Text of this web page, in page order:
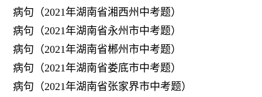
病句（2021年湖南省湘西州中考题）
病句（2021年湖南省永州市中考题）
病句（2021年湖南省郴州市中考题）
病句（2021年湖南省娄底市中考题）
病句（2021年湖南省张家界市中考题）